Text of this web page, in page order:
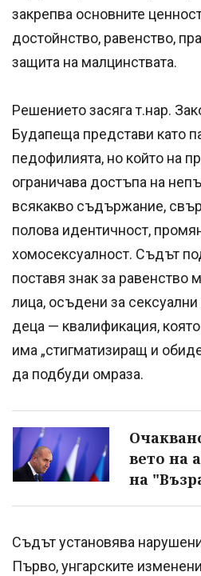
закрепва основните
достойнство, равенство,
защита на малцинствата.
Решението засяга т.нар.
Будапеща представи като
педофилията, но който на
ограничава достъпа на
всякакво съдържание,
полова идентичност,
хомосексуалност. Съдът
поставя знак за
лица, осъдени за
деца — квалификация,
има „стигматизиращ и
да подбуди омраза.
вето на
на
Съдът установява
Първо, унгарските